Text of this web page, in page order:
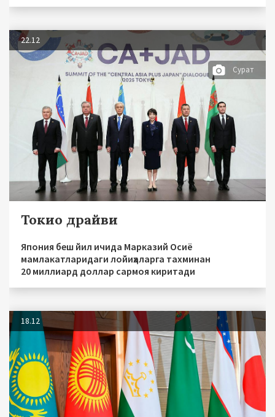
22.12
Сурат
Токио драйви
Япония беш йил ичида Марказий Осиё
мамлакатларидаги лойиҳаларга тахминан
20 миллиард доллар сармоя киритади
18.12